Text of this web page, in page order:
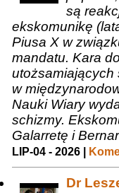
są
ekskomunikę
Piusa X w
mandatu. Kara
utożsamiających
w
Nauki Wiary
schizmy.
Galarretę i
LIP-04 - 2026 |
Dr